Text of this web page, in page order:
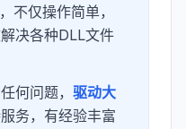
不仅操作简单，
决各种DLL文件
何问题， 驱动大
务，有经验丰富